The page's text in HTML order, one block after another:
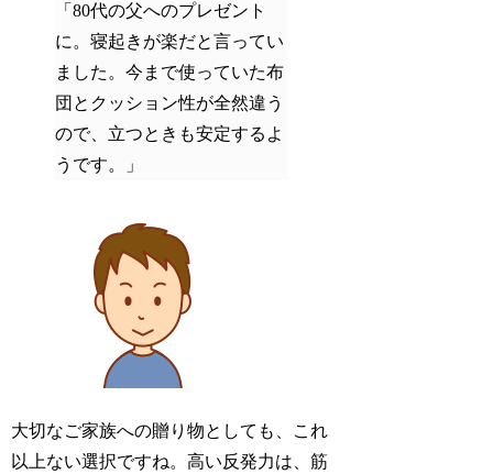
「80代の父へのプレゼント
に。寝起きが楽だと言ってい
ました。今まで使っていた布
団とクッション性が全然違う
ので、立つときも安定するよ
うです。」
大切なご家族への贈り物としても、これ
以上ない選択ですね。高い反発力は、筋